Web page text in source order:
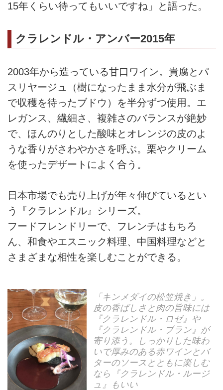
15年くらい待ってもいいですね」と語った。
クラレンドル・アンバー2015年
2003年から造っている甘口ワイン。貴腐とパ
スリヤージュ（樹になったまま水分が飛ぶま
で収穫を待ったブドウ）を半分ずつ使用。エ
レガンス、繊細さ、複雑さのバランスが絶妙
で、ほんのりとした酸味とオレンジの皮のよ
うな香りがさわやかさを呼ぶ。栗やクリーム
を使ったデザートによく合う。
日本市場でも売り上げが年々伸びているとい
う『クラレンドル』シリーズ。
フードフレンドリーで、フレンチはもちろ
ん、和食やエスニック料理、中国料理などと
さまざまな相性を楽しむことができる。
「キンメダイの松笠焼き」。
皮の香ばしさと肉の旨味には
『クラレンドル・ロゼ』や
『クラレンドル・ブラン』が
寄り添う。しっかりした味わ
いで厚みのある赤ワインとバ
ターのソースとともに楽しむ
なら『クラレンドル・ルージ
ュ』もいい